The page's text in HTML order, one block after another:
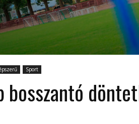
Sport
bosszantó